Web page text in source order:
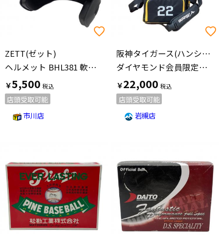
ZETT(ゼット)
ヘルメット BHL381 軟式打者用ヘルメット ブラック
￥5,500
店頭受取可能
市川店
阪神タイガース(ハンシンタイガース)
ダイヤモンド会員限定遠征キャリー 【22】藤川球児 ブラック
￥22,000
店頭受取可能
岩槻店